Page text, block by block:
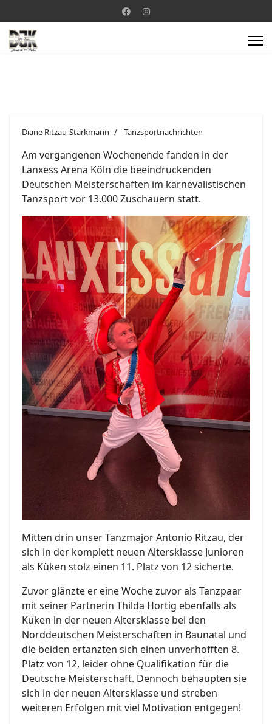
Diane Ritzau-Starkmann Tanzsportnachrichten
Am vergangenen Wochenende fanden in der
Lanxess Arena Köln die beeindruckenden
Deutschen Meisterschaften im karnevalistischen
Tanzsport vor 13.000 Zuschauern statt.
Mitten drin unser Tanzmajor Antonio Ritzau, der
sich in der komplett neuen Altersklasse Junioren
als Küken stolz einen 11. Platz von 12 sicherte.
Zuvor glänzte er eine Woche zuvor als Tanzpaar
mit seiner Partnerin Thilda Hortig ebenfalls als
Küken in der neuen Altersklasse bei den
Norddeutschen Meisterschaften in Baunatal und
die beiden ertanzten sich einen unverhofften 8.
Platz von 12, leider ohne Qualifikation für die
Deutsche Meisterschaft. Dennoch behaupten sie
sich in der neuen Altersklasse und streben
weiteren Erfolgen mit viel Motivation entgegen!